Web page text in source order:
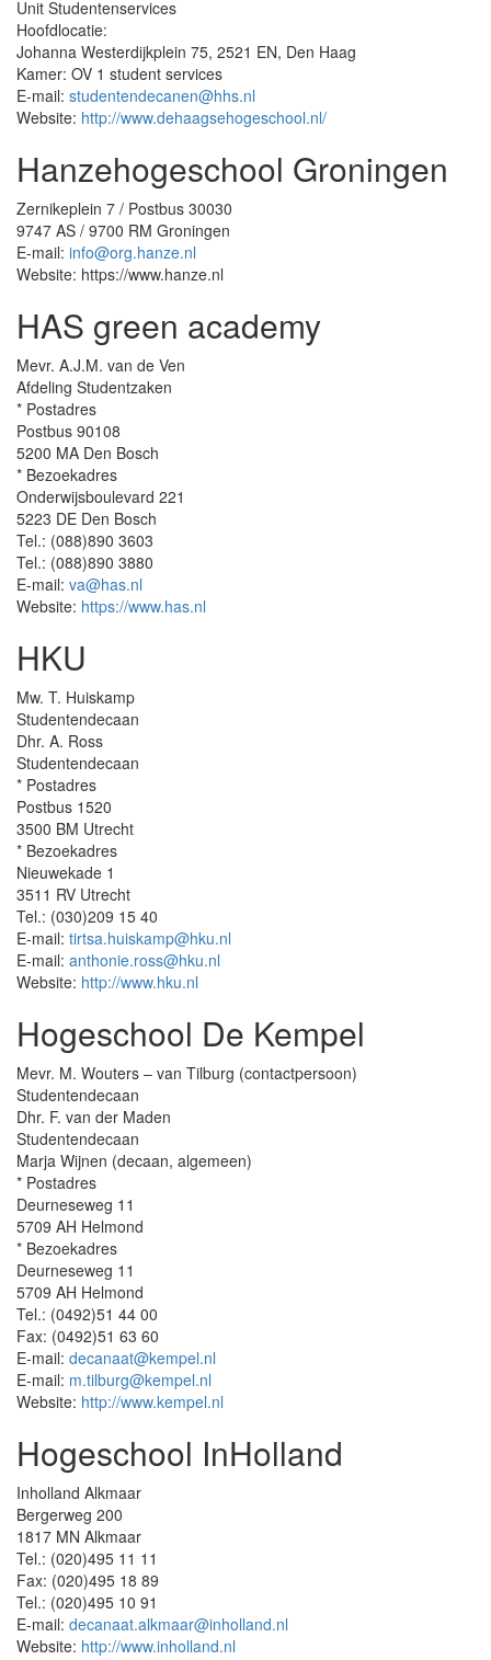
Unit Studentenservices
Hoofdlocatie:
Johanna Westerdijkplein 75, 2521 EN, Den Haag
Kamer: OV 1 student services
E-mail: studentendecanen@hhs.nl
Website: http://www.dehaagsehogeschool.nl/
Hanzehogeschool Groningen
Zernikeplein 7 / Postbus 30030
9747 AS / 9700 RM Groningen
E-mail: info@org.hanze.nl
Website: https://www.hanze.nl
HAS green academy
Mevr. A.J.M. van de Ven
Afdeling Studentzaken
* Postadres
Postbus 90108
5200 MA Den Bosch
* Bezoekadres
Onderwijsboulevard 221
5223 DE Den Bosch
Tel.: (088)890 3603
Tel.: (088)890 3880
E-mail: va@has.nl
Website: https://www.has.nl
HKU
Mw. T. Huiskamp
Studentendecaan
Dhr. A. Ross
Studentendecaan
* Postadres
Postbus 1520
3500 BM Utrecht
* Bezoekadres
Nieuwekade 1
3511 RV Utrecht
Tel.: (030)209 15 40
E-mail: tirtsa.huiskamp@hku.nl
E-mail: anthonie.ross@hku.nl
Website: http://www.hku.nl
Hogeschool De Kempel
Mevr. M. Wouters – van Tilburg (contactpersoon)
Studentendecaan
Dhr. F. van der Maden
Studentendecaan
Marja Wijnen (decaan, algemeen)
* Postadres
Deurneseweg 11
5709 AH Helmond
* Bezoekadres
Deurneseweg 11
5709 AH Helmond
Tel.: (0492)51 44 00
Fax: (0492)51 63 60
E-mail: decanaat@kempel.nl
E-mail: m.tilburg@kempel.nl
Website: http://www.kempel.nl
Hogeschool InHolland
Inholland Alkmaar
Bergerweg 200
1817 MN Alkmaar
Tel.: (020)495 11 11
Fax: (020)495 18 89
Tel.: (020)495 10 91
E-mail: decanaat.alkmaar@inholland.nl
Website: http://www.inholland.nl